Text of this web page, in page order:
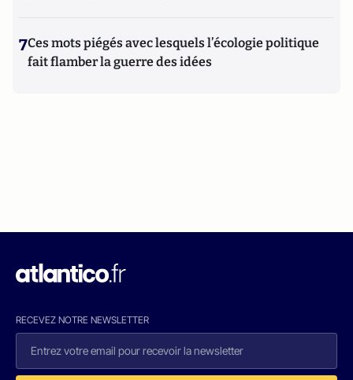
7Ces mots piégés avec lesquels l’écologie politique
fait flamber la guerre des idées
RECEVEZ NOTRE NEWSLETTER